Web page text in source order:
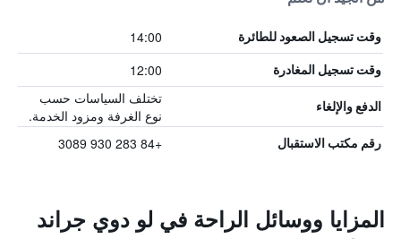
وقت تسجيل الصعود للطائرة 14:00
وقت تسجيل المغادرة 12:00
الدفع والإلغاء
تختلف السياسات حسب
نوع الغرفة ومزود الخدمة.
رقم مكتب الاستقبال +84 283 930 3089
المزايا ووسائل الراحة في لو دوي جراند